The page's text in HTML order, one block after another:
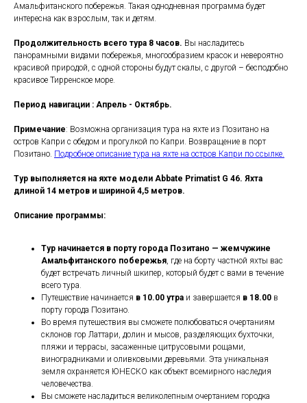
Амальфитанского побережья. Такая однодневная программа будет
интересна как взрослым, так и детям.
Продолжительность всего тура 8 часов. Вы насладитесь
панорамными видами побережья, многообразием красок и невероятно
красивой природой, с одной стороны будут скалы, с другой – бесподобно
красивое Тирренское море.
Период навигации : Апрель - Октябрь.
Примечание: Возможна организация тура на яхте из Позитано на
остров Капри с обедом и прогулкой по Капри. Возвращение в порт
Позитано. Подробное описание тура на яхте на остров Капри по ссылке.
Тур выполняется на яхте модели Abbate Primatist G 46. Яхта
длиной 14 метров и шириной 4,5 метров.
Описание программы:
Тур начинается в порту города Позитано — жемчужине
Амальфитанского побережья, где на борту частной яхты вас
будет встречать личный шкипер, который будет с вами в течение
всего тура.
Путешествие начинается в 10.00 утра и завершается в 18.00 в
порту города Позитано.
Во время путешествия вы сможете полюбоваться очертаниям
склонов гор Латтари, долин и мысов, разделяющих бухточки,
пляжи и террасы, засаженные цитрусовыми рощами,
виноградниками и оливковыми деревьями. Эта уникальная
земля охраняется ЮНЕСКО как объект всемирного наследия
человечества.
Вы сможете насладиться великолепным очертанием городка